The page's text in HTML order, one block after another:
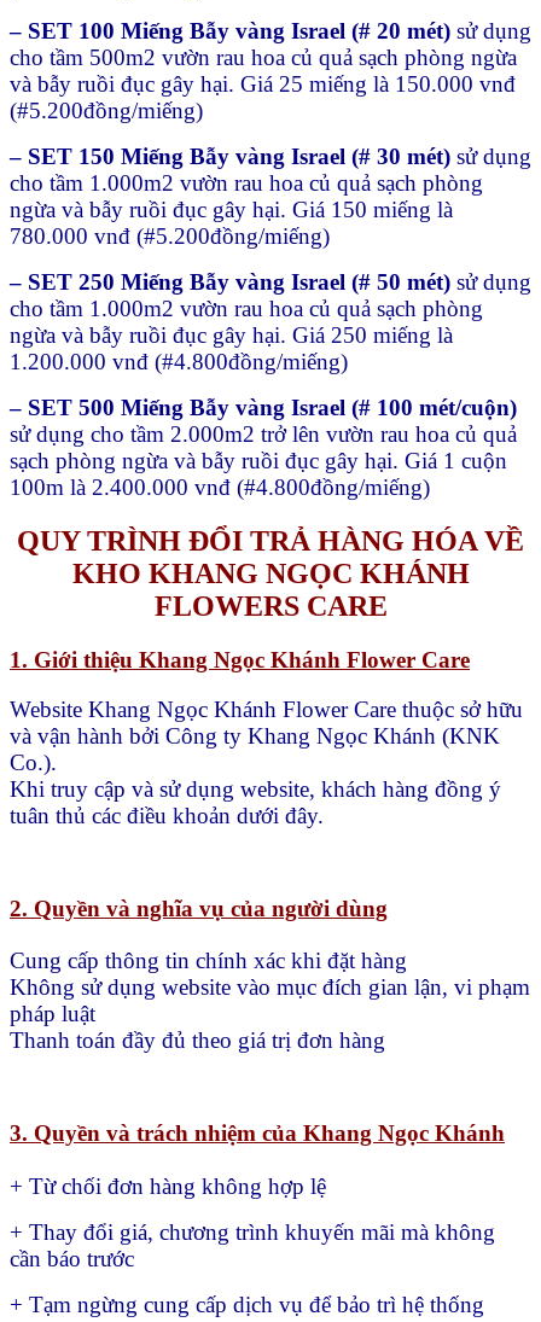
– SET 100 Miếng Bẫy vàng Israel (# 20 mét) sử dụng
cho tầm 500m2 vườn rau hoa củ quả sạch phòng ngừa
và bẫy ruồi đục gây hại. Giá 25 miếng là 150.000 vnđ
(#5.200đồng/miếng)
– SET 150 Miếng Bẫy vàng Israel (# 30 mét) sử dụng
cho tầm 1.000m2 vườn rau hoa củ quả sạch phòng
ngừa và bẫy ruồi đục gây hại. Giá 150 miếng là
780.000 vnđ (#5.200đồng/miếng)
– SET 250 Miếng Bẫy vàng Israel (# 50 mét) sử dụng
cho tầm 1.000m2 vườn rau hoa củ quả sạch phòng
ngừa và bẫy ruồi đục gây hại. Giá 250 miếng là
1.200.000 vnđ (#4.800đồng/miếng)
– SET 500 Miếng Bẫy vàng Israel (# 100 mét/cuộn)
sử dụng cho tầm 2.000m2 trở lên vườn rau hoa củ quả
sạch phòng ngừa và bẫy ruồi đục gây hại. Giá 1 cuộn
100m là 2.400.000 vnđ (#4.800đồng/miếng)
QUY TRÌNH ĐỔI TRẢ HÀNG HÓA VỀ
KHO KHANG NGỌC KHÁNH
FLOWERS CARE
1. Giới thiệu Khang Ngọc Khánh Flower Care
Website Khang Ngọc Khánh Flower Care thuộc sở hữu
và vận hành bởi Công ty Khang Ngọc Khánh (KNK
Co.).
Khi truy cập và sử dụng website, khách hàng đồng ý
tuân thủ các điều khoản dưới đây.
2. Quyền và nghĩa vụ của người dùng
Cung cấp thông tin chính xác khi đặt hàng
Không sử dụng website vào mục đích gian lận, vi phạm
pháp luật
Thanh toán đầy đủ theo giá trị đơn hàng
3. Quyền và trách nhiệm của Khang Ngọc Khánh
+ Từ chối đơn hàng không hợp lệ
+ Thay đổi giá, chương trình khuyến mãi mà không
cần báo trước
+ Tạm ngừng cung cấp dịch vụ để bảo trì hệ thống